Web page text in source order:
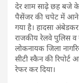
देर शाम साढ़े छह बजे के
पैसेंजर की चपेट में आने
गया है। हादसा
राजकीय रेलवे पुलिस
लोकनायक जिला
सीटी स्कैन की
रेफर कर दिया।